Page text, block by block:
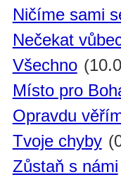
Ničíme sami
Nečekat
Všechno
Místo pro
Opravdu
Tvoje chyby
Zůstaň s námi